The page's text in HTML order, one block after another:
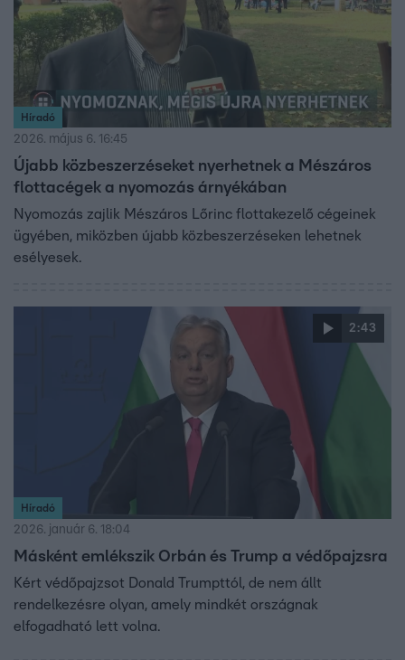
Híradó
2026. május 6. 16:45
Újabb közbeszerzéseket nyerhetnek a Mészáros
flottacégek a nyomozás árnyékában
Nyomozás zajlik Mészáros Lőrinc flottakezelő cégeinek
ügyében, miközben újabb közbeszerzéseken lehetnek
esélyesek.
2:43
Híradó
2026. január 6. 18:04
Másként emlékszik Orbán és Trump a védőpajzsra
Kért védőpajzsot Donald Trumpttól, de nem állt
rendelkezésre olyan, amely mindkét országnak
elfogadható lett volna.